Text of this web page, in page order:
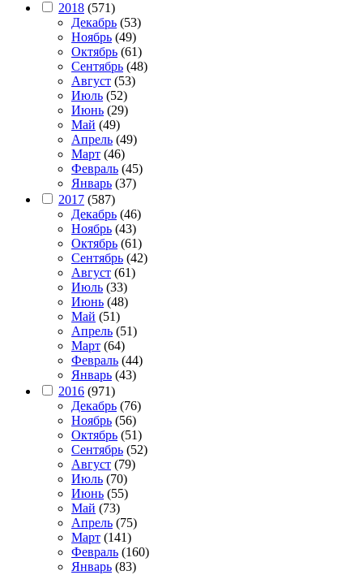
2018 (571)
Декабрь (53)
Ноябрь (49)
Октябрь (61)
Сентябрь (48)
Август (53)
Июль (52)
Июнь (29)
Май (49)
Апрель (49)
Март (46)
Февраль (45)
Январь (37)
2017 (587)
Декабрь (46)
Ноябрь (43)
Октябрь (61)
Сентябрь (42)
Август (61)
Июль (33)
Июнь (48)
Май (51)
Апрель (51)
Март (64)
Февраль (44)
Январь (43)
2016 (971)
Декабрь (76)
Ноябрь (56)
Октябрь (51)
Сентябрь (52)
Август (79)
Июль (70)
Июнь (55)
Май (73)
Апрель (75)
Март (141)
Февраль (160)
Январь (83)